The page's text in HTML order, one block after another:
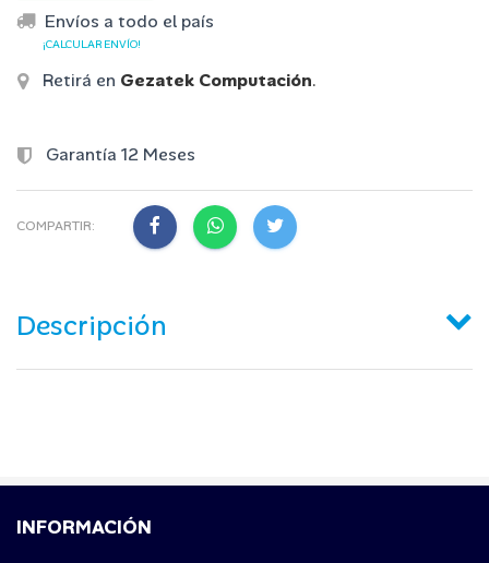
Envíos a todo el país
¡CALCULAR ENVÍO!
Retirá en Gezatek Computación.
Garantía 12 Meses
COMPARTIR:
Descripción
INFORMACIÓN